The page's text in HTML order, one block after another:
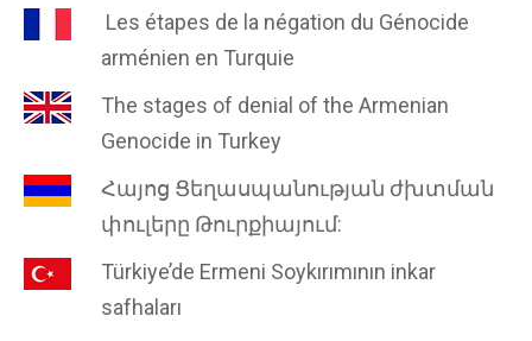
Les étapes de la négation du Génocide
arménien en Turquie
The stages of denial of the Armenian
Genocide in Turkey
Հայոց Ցեղասպանության ժխտման
փուլերը Թուրքիայում:
Türkiye’de Ermeni Soykırımının inkar
safhaları